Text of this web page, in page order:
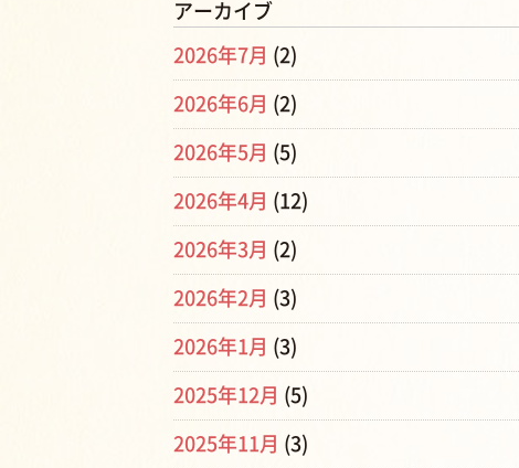
アーカイブ
2026年7月 (2)
2026年6月 (2)
2026年5月 (5)
2026年4月 (12)
2026年3月 (2)
2026年2月 (3)
2026年1月 (3)
2025年12月 (5)
2025年11月 (3)